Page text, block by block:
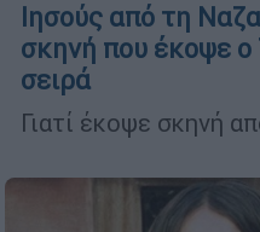
Ιησούς από τη
σκηνή που έκοψε ο
σειρά
Γιατί έκοψε σκηνή